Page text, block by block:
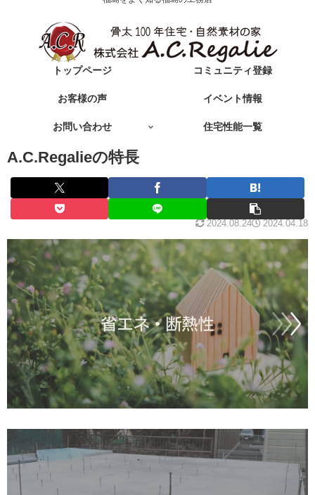
トップページ コミュニティ登録
お客様の声 イベント情報
お問い合わせ 住宅性能一覧
A.C.Regalieの特長
2024.04.18
2024.08.24